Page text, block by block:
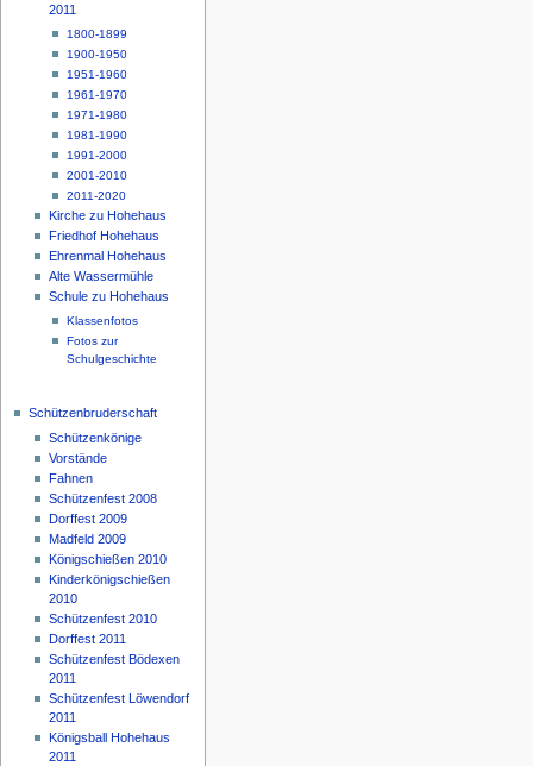
2011
1800-1899
1900-1950
1951-1960
1961-1970
1971-1980
1981-1990
1991-2000
2001-2010
2011-2020
Kirche zu Hohehaus
Friedhof Hohehaus
Ehrenmal Hohehaus
Alte Wassermühle
Schule zu Hohehaus
Klassenfotos
Fotos zur
Schulgeschichte
Schützenbruderschaft
Schützenkönige
Vorstände
Fahnen
Schützenfest 2008
Dorffest 2009
Madfeld 2009
Königschießen 2010
Kinderkönigschießen
2010
Schützenfest 2010
Dorffest 2011
Schützenfest Bödexen
2011
Schützenfest Löwendorf
2011
Königsball Hohehaus
2011